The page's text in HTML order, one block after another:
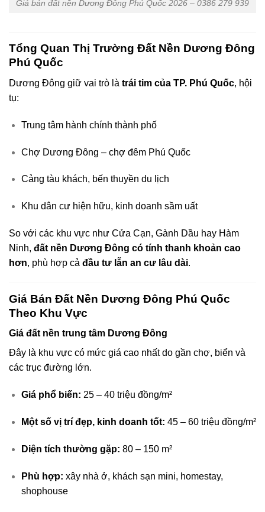
Giá bán đất nền Dương Đông Phú Quốc 2026 – 0386 279 939
Tổng Quan Thị Trường Đất Nền Dương Đông
Phú Quốc
Dương Đông giữ vai trò là trái tim của TP. Phú Quốc, hội
tụ:
Trung tâm hành chính thành phố
Chợ Dương Đông – chợ đêm Phú Quốc
Cảng tàu khách, bến thuyền du lịch
Khu dân cư hiện hữu, kinh doanh sầm uất
So với các khu vực như Cửa Cạn, Gành Dầu hay Hàm
Ninh, đất nền Dương Đông có tính thanh khoản cao
hơn, phù hợp cả đầu tư lẫn an cư lâu dài.
Giá Bán Đất Nền Dương Đông Phú Quốc
Theo Khu Vực
Giá đất nền trung tâm Dương Đông
Đây là khu vực có mức giá cao nhất do gần chợ, biển và
các trục đường lớn.
Giá phổ biến: 25 – 40 triệu đồng/m²
Một số vị trí đẹp, kinh doanh tốt: 45 – 60 triệu đồng/m²
Diện tích thường gặp: 80 – 150 m²
Phù hợp: xây nhà ở, khách sạn mini, homestay,
shophouse